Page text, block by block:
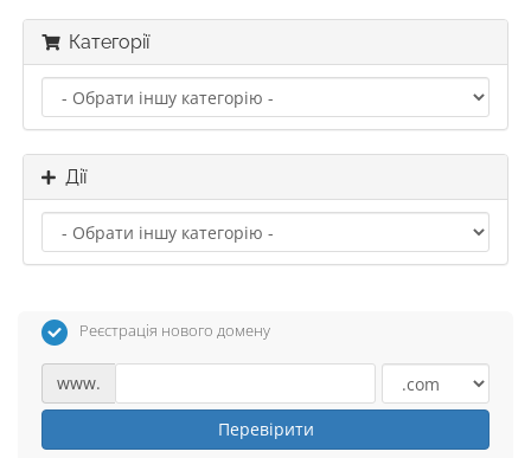
Категорії
Дії
Реєстрація нового домену
www.
Перевірити